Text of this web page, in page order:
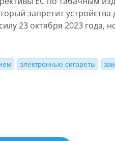
запретит устройства
23 октября 2023 года,
электронные сигареты